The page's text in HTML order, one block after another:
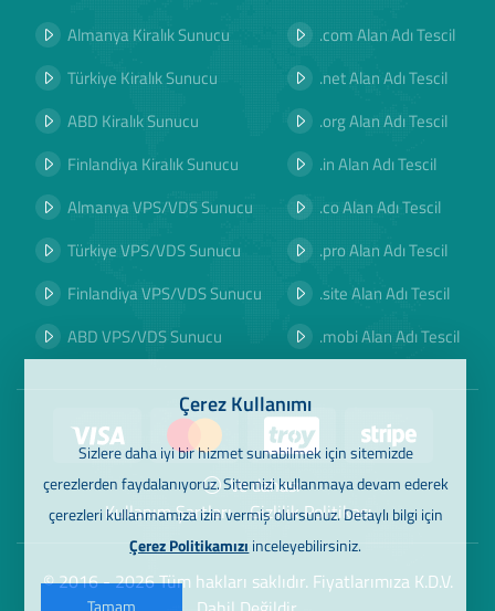
Almanya Kiralık Sunucu
Türkiye Kiralık Sunucu
ABD Kiralık Sunucu
Finlandiya Kiralık Sunucu
Almanya VPS/VDS Sunucu
Türkiye VPS/VDS Sunucu
Finlandiya VPS/VDS Sunucu
ABD VPS/VDS Sunucu
.com Alan Adı Tescil
.net Alan Adı Tescil
.org Alan Adı Tescil
.in Alan Adı Tescil
.co Alan Adı Tescil
.pro Alan Adı Tescil
.site Alan Adı Tescil
.mobi Alan Adı Tescil
Ve dahası
Kullanım Şartları
Gizlilik Politikası
© 2016 - 2026 Tüm hakları saklıdır. Fiyatlarımıza K.D.V.
Çerez Kullanımı
Sizlere daha iyi bir hizmet sunabilmek için sitemizde
çerezlerden faydalanıyoruz. Sitemizi kullanmaya devam ederek
çerezleri kullanmamıza izin vermiş olursunuz. Detaylı bilgi için
Çerez Politikamızı inceleyebilirsiniz.
Tamam